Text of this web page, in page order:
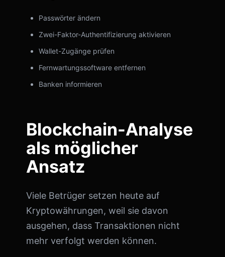
Passwörter ändern
Zwei-Faktor-Authentifizierung aktivieren
Wallet-Zugänge prüfen
Fernwartungssoftware entfernen
Banken informieren
Blockchain-Analyse
als möglicher
Ansatz
Viele Betrüger setzen heute auf
Kryptowährungen, weil sie davon
ausgehen, dass Transaktionen nicht
mehr verfolgt werden können.